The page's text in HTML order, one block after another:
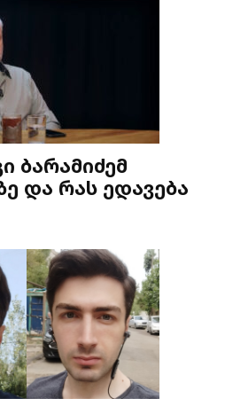
ბარამიძემ
და რას ედავება